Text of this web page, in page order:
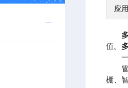
应
值。
一
管式
棚、